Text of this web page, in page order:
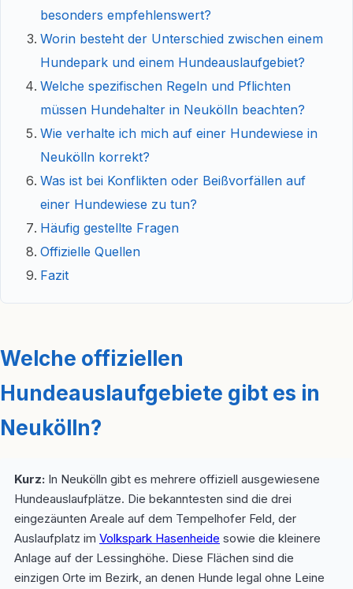
besonders empfehlenswert?
Worin besteht der Unterschied zwischen einem
Hundepark und einem Hundeauslaufgebiet?
Welche spezifischen Regeln und Pflichten
müssen Hundehalter in Neukölln beachten?
Wie verhalte ich mich auf einer Hundewiese in
Neukölln korrekt?
Was ist bei Konflikten oder Beißvorfällen auf
einer Hundewiese zu tun?
Häufig gestellte Fragen
Offizielle Quellen
Fazit
Welche offiziellen
Hundeauslaufgebiete gibt es in
Neukölln?
Kurz: In Neukölln gibt es mehrere offiziell ausgewiesene
Hundeauslaufplätze. Die bekanntesten sind die drei
eingezäunten Areale auf dem Tempelhofer Feld, der
Auslaufplatz im Volkspark Hasenheide sowie die kleinere
Anlage auf der Lessinghöhe. Diese Flächen sind die
einzigen Orte im Bezirk, an denen Hunde legal ohne Leine